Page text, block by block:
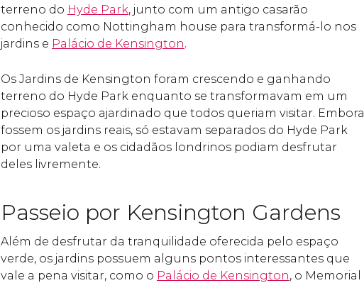
terreno do Hyde Park, junto com um antigo casarão
conhecido como Nottingham house para transformá-lo nos
jardins e Palácio de Kensington.
Os Jardins de Kensington foram crescendo e ganhando
terreno do Hyde Park enquanto se transformavam em um
precioso espaço ajardinado que todos queriam visitar. Embora
fossem os jardins reais, só estavam separados do Hyde Park
por uma valeta e os cidadãos londrinos podiam desfrutar
deles livremente.
Passeio por Kensington Gardens
Além de desfrutar da tranquilidade oferecida pelo espaço
verde, os jardins possuem alguns pontos interessantes que
vale a pena visitar, como o Palácio de Kensington, o Memorial